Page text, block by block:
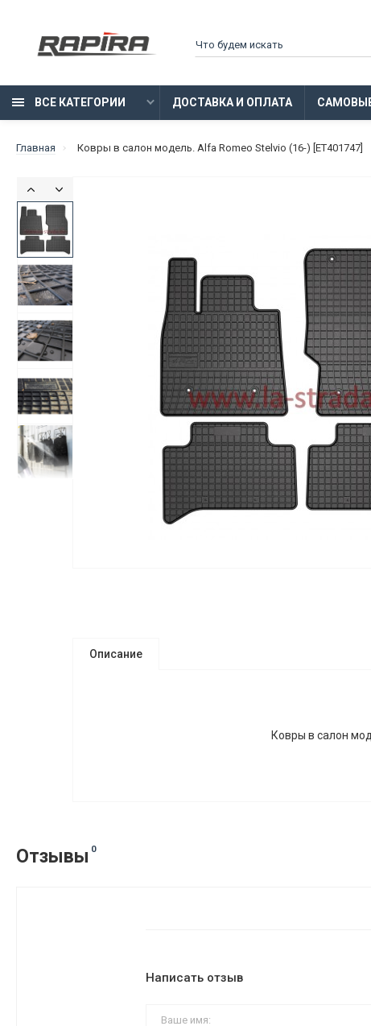
ВСЕ КАТЕГОРИИ ДОСТАВКА И ОПЛАТА
Главная Ковры в салон модель. Alfa Romeo Stelvio (16-) [ET401747]
Описание
Ковры в салон
Отзывы 0
Написать отзыв